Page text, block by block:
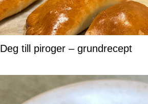
Deg till piroger – grundrecept